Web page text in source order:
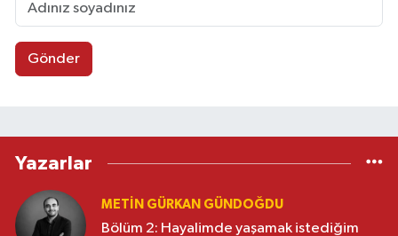
Gönder
Yazarlar
METIN GÜRKAN GÜNDOĞDU
Bölüm 2: Hayalimde yaşamak istediğim